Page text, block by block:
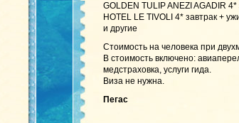
GOLDEN TULIP ANEZI AGADIR 4*
HOTEL LE TIVOLI 4* завтрак +
и другие
Стоимость на человека при
В стоимость включено:
медстраховка, услуги гида.
Виза не нужна.
Пегас